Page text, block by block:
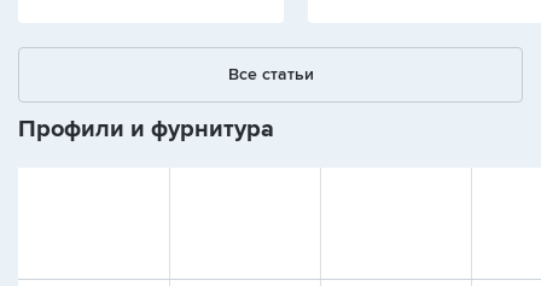
Все статьи
Профили и фурнитура